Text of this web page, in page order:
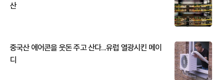
산
중국산 에어콘을 웃돈 주고 산다...유럽 열광시킨 메이
디